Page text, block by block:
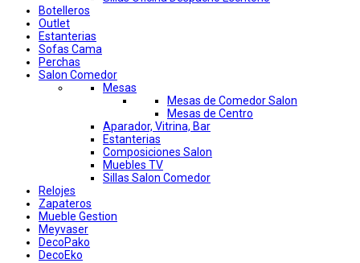
Botelleros
Outlet
Estanterias
Sofas Cama
Perchas
Salon Comedor
Mesas
Mesas de Comedor Salon
Mesas de Centro
Aparador, Vitrina, Bar
Estanterias
Composiciones Salon
Muebles TV
Sillas Salon Comedor
Relojes
Zapateros
Mueble Gestion
Meyvaser
DecoPako
DecoEko